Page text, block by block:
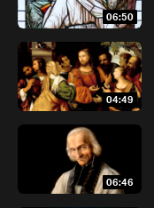
06:50
04:49
06:46